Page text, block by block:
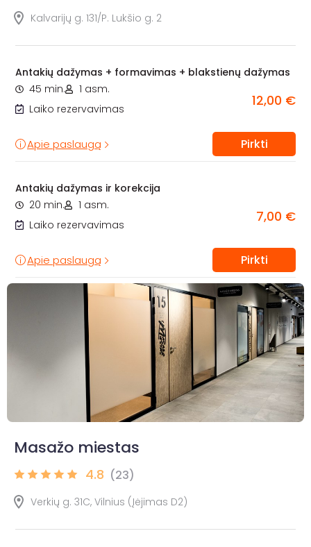
Kalvarijų g. 131/P. Lukšio g. 2
Antakių dažymas + formavimas + blakstienų dažymas
45 min.
1 asm.
Laiko rezervavimas
12,00 €
Apie paslaugą Pirkti
Antakių dažymas ir korekcija
20 min.
1 asm.
Laiko rezervavimas
7,00 €
Apie paslaugą Pirkti
Masažo miestas
4.8 (23)
Verkių g. 31C, Vilnius (Įėjimas D2)